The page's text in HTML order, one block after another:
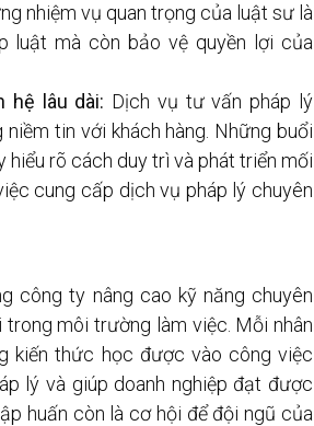
nhiệm vụ quan trọng của luật sư là
luật mà còn bảo vệ quyền lợi của
hệ lâu dài: Dịch vụ tư vấn pháp lý
tin với khách hàng. Những buổi
rõ cách duy trì và phát triển mối
cung cấp dịch vụ pháp lý chuyên
công ty nâng cao kỹ năng chuyên
môi trường làm việc. Mỗi nhân
kiến thức học được vào công việc
lý và giúp doanh nghiệp đạt được
huấn còn là cơ hội để đội ngũ của